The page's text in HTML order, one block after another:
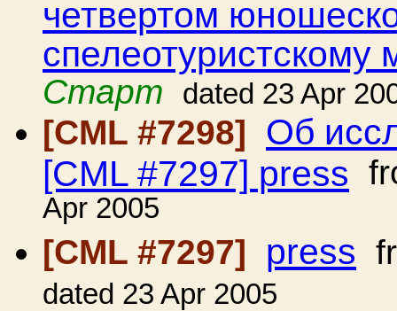
четвертом
спелеотуристскому
Старт
dated 23 Apr
[CML #7298] Об
[CML #7297] press
Apr 2005
[CML #7297]
press
dated 23 Apr 2005